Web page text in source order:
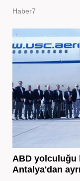
Haber7
ABD yolculuğu
Antalya'dan